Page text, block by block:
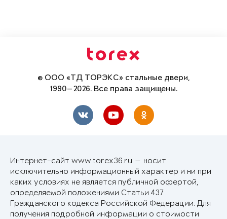
© ООО «ТД ТОРЭКС» стальные двери,
1990—2026. Все права защищены.
Интернет-сайт www.torex36.ru — носит
исключительно информационный характер и ни при
каких условиях не является публичной офертой,
определяемой положениями Статьи 437
Гражданского кодекса Российской Федерации. Для
получения подробной информации о стоимости